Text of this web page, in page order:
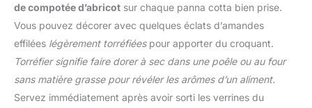
de compotée d’abricot sur chaque panna cotta bien prise.
Vous pouvez décorer avec quelques éclats d’amandes
effilées légèrement torréfiéespour apporter du croquant.
Torréfier signifie faire dorer à sec dans une poêle ou au four
sans matière grasse pour révéler les arômes d’un aliment.
Servez immédiatement après avoir sorti les verrines du